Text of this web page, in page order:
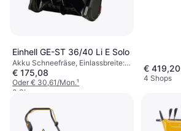
Einhell GE-ST 36/40 Li E Solo
Akku Schneefräse, Einlassbreite:
40 cm
€ 175,08
Oder € 30,61/Mon.¹
3 Shops
€ 419,20
4 Shops